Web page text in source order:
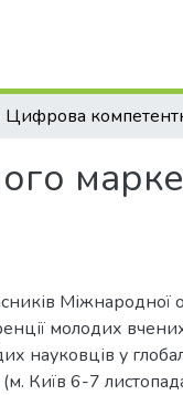
Міжнародної
молодих вчених
науковців у
(м. Київ 6-7